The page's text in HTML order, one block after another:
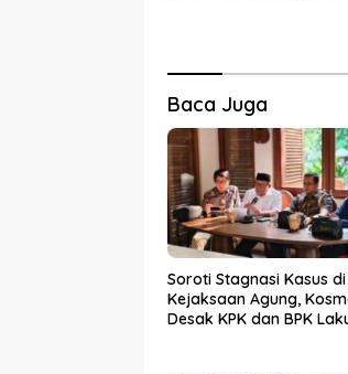
Baca Juga
Soroti Stagnasi Kasus di
Kejaksaan Agung,
Desak KPK dan BPK